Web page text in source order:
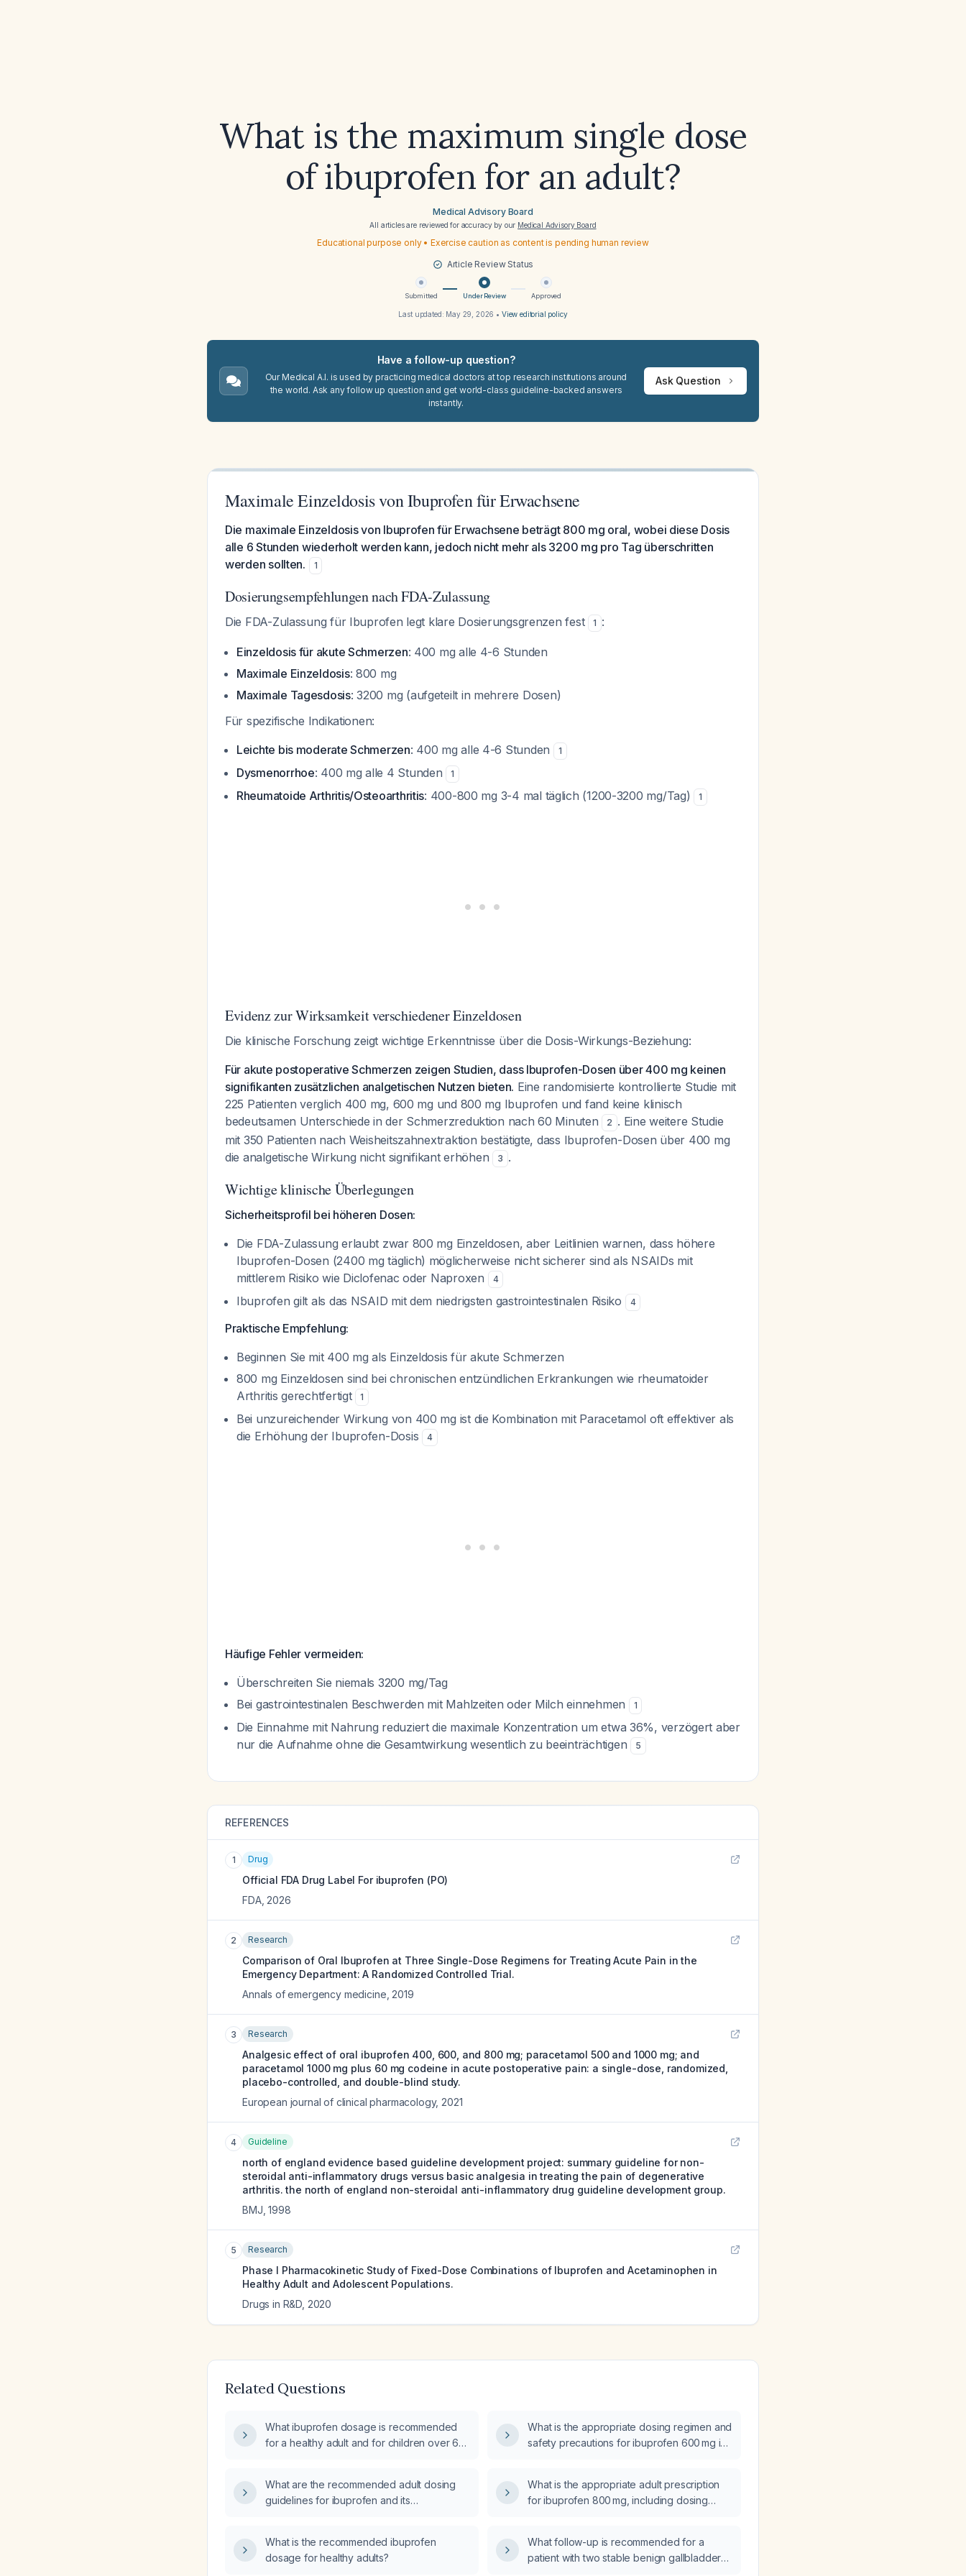
What is the maximum single dose
of ibuprofen for an adult?
Medical Advisory Board
All articles are reviewed for accuracy by our Medical Advisory Board
Educational purpose only • Exercise caution as content is pending human review
Article Review Status
Submitted Under Review Approved
Last updated: May 29, 2026 • View editorial policy
Have a follow-up question?
Our Medical A.I. is used by practicing medical doctors at top research institutions around
the world. Ask any follow up question and get world-class guideline-backed answers
instantly.
Ask Question
Maximale Einzeldosis von Ibuprofen für Erwachsene
Die maximale Einzeldosis von Ibuprofen für Erwachsene beträgt 800 mg oral, wobei diese Dosis
alle 6 Stunden wiederholt werden kann, jedoch nicht mehr als 3200 mg pro Tag überschritten
werden sollten.
1
Dosierungsempfehlungen nach FDA-Zulassung
Die FDA-Zulassung für Ibuprofen legt klare Dosierungsgrenzen fest 1 :
Einzeldosis für akute Schmerzen: 400 mg alle 4-6 Stunden
Maximale Einzeldosis: 800 mg
Maximale Tagesdosis: 3200 mg (aufgeteilt in mehrere Dosen)
Für spezifische Indikationen:
Leichte bis moderate Schmerzen: 400 mg alle 4-6 Stunden 1
Dysmenorrhoe: 400 mg alle 4 Stunden 1
Rheumatoide Arthritis/Osteoarthritis: 400-800 mg 3-4 mal täglich (1200-3200 mg/Tag) 1
Evidenz zur Wirksamkeit verschiedener Einzeldosen
Die klinische Forschung zeigt wichtige Erkenntnisse über die Dosis-Wirkungs-Beziehung:
Für akute postoperative Schmerzen zeigen Studien, dass Ibuprofen-Dosen über 400 mg keinen
signifikanten zusätzlichen analgetischen Nutzen bieten. Eine randomisierte kontrollierte Studie mit
225 Patienten verglich 400 mg, 600 mg und 800 mg Ibuprofen und fand keine klinisch
bedeutsamen Unterschiede in der Schmerzreduktion nach 60 Minuten
2 . Eine weitere Studie
mit 350 Patienten nach Weisheitszahnextraktion bestätigte, dass Ibuprofen-Dosen über 400 mg
die analgetische Wirkung nicht signifikant erhöhen
3 .
Wichtige klinische Überlegungen
Sicherheitsprofil bei höheren Dosen:
Die FDA-Zulassung erlaubt zwar 800 mg Einzeldosen, aber Leitlinien warnen, dass höhere
Ibuprofen-Dosen (2400 mg täglich) möglicherweise nicht sicherer sind als NSAIDs mit
mittlerem Risiko wie Diclofenac oder Naproxen
4
Ibuprofen gilt als das NSAID mit dem niedrigsten gastrointestinalen Risiko 4
Praktische Empfehlung:
Beginnen Sie mit 400 mg als Einzeldosis für akute Schmerzen
800 mg Einzeldosen sind bei chronischen entzündlichen Erkrankungen wie rheumatoider
Arthritis gerechtfertigt
1
Bei unzureichender Wirkung von 400 mg ist die Kombination mit Paracetamol oft effektiver als
die Erhöhung der Ibuprofen-Dosis
4
Häufige Fehler vermeiden:
Überschreiten Sie niemals 3200 mg/Tag
Bei gastrointestinalen Beschwerden mit Mahlzeiten oder Milch einnehmen
1
Die Einnahme mit Nahrung reduziert die maximale Konzentration um etwa 36%, verzögert aber
nur die Aufnahme ohne die Gesamtwirkung wesentlich zu beeinträchtigen
5
REFERENCES
1 Drug
Official FDA Drug Label For ibuprofen (PO)
FDA, 2026
2 Research
Comparison of Oral Ibuprofen at Three Single-Dose Regimens for Treating Acute Pain in the
Emergency Department: A Randomized Controlled Trial.
Annals of emergency medicine 2019
3 Research
Analgesic effect of oral ibuprofen 400, 600, and 800 mg; paracetamol 500 and 1000 mg; and
paracetamol 1000 mg plus 60 mg codeine in acute postoperative pain: a single-dose, randomized,
placebo-controlled, and double-blind study.
European journal of clinical pharmacology, 2021
4 Guideline
north of england evidence based guideline development project: summary guideline for non-
steroidal anti-inflammatory drugs versus basic analgesia in treating the pain of degenerative
arthritis. the north of england non-steroidal anti-inflammatory drug guideline development group.
BMJ ,1998
5 Research
Phase I Pharmacokinetic Study of Fixed-Dose Combinations of Ibuprofen and Acetaminophen in
Healthy Adult and Adolescent Populations.
Drugs in R&D 2020
Related Questions
What ibuprofen dosage is recommended
for a healthy adult and for children over 6
What is the appropriate dosing regimen and
safety precautions for ibuprofen 600 mg in
What are the recommended adult dosing
guidelines for ibuprofen and its
What is the appropriate adult prescription
for ibuprofen 800 mg, including dosing
What is the recommended ibuprofen
dosage for healthy adults?
What follow-up is recommended for a
patient with two stable benign gallbladder